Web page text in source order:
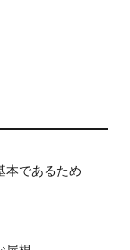
本であるため